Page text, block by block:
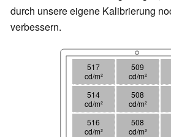
durch unsere eigene Kalibrierung
verbessern.
517
cd/m²
509
cd/m²
514
cd/m²
508
cd/m²
516
cd/m²
508
cd/m²